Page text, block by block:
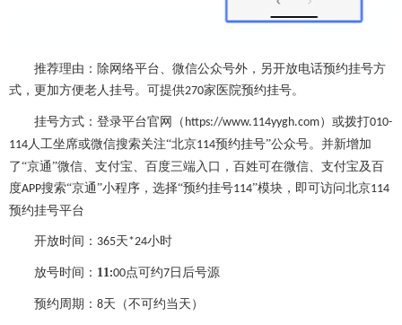
推荐理由：除网络平台、微信公众号外，另开放电话预约挂号方
式，更加方便老人挂号。可提供270家医院预约挂号。
挂号方式：登录平台官网（ https://www.114yygh.com）或拨打010-
114人工坐席或微信搜索关注“北京114预约挂号”公众号。并新增加
了“京通”微信、支付宝、百度三端入口，百姓可在微信、支付宝及百
度APP搜索“京通”小程序，选择“预约挂号114”模块，即可访问北京114
预约挂号平台
开放时间： 365天*24小时
放号时间： 11:00点可约7 日后号源
预约周期： 8天（不可约当天）